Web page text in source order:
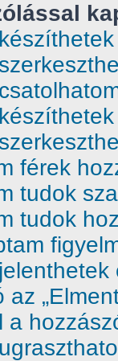
férek
tudok
tudok
az
a